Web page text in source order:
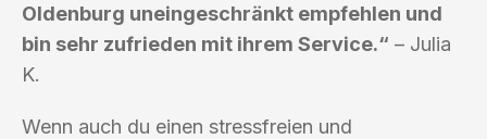
Oldenburg uneingeschränkt empfehlen und
bin sehr zufrieden mit ihrem Service.“ – Julia
K.
Wenn auch du einen stressfreien und